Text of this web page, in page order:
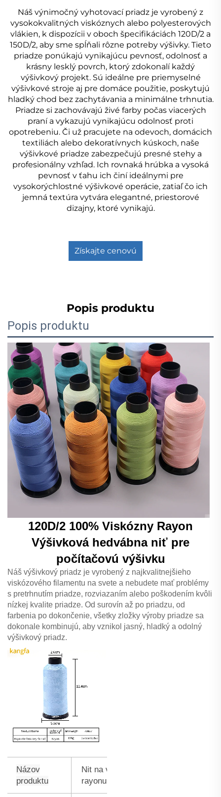
Náš výnimočný vyhotovací priadz je vyrobený z
vysokokvalitných viskóznych alebo polyesterových
vlákien, k dispozícii v oboch špecifikáciách 120D/2 a
150D/2, aby sme spĺňali rôzne potreby výšivky. Tieto
priadze ponúkajú vynikajúcu pevnosť, odolnosť a
krásny lesklý povrch, ktorý zdokonalí každý
výšivkový projekt. Sú ideálne pre priemyselné
výšivkové stroje aj pre domáce použitie, poskytujú
hladký chod bez zachytávania a minimálne trhnutia.
Priadze si zachovávajú živé farby počas viacerých
praní a vykazujú vynikajúcu odolnosť proti
opotrebeniu. Či už pracujete na odevoch, domácich
textiliách alebo dekoratívnych kúskoch, naše
výšivkové priadze zabezpečujú presné stehy a
profesionálny vzhľad. Ich rovnaká hrúbka a vysoká
pevnosť v ťahu ich činí ideálnymi pre
vysokorýchlostné výšivkové operácie, zatiaľ čo ich
jemná textúra vytvára elegantné, priestorové
dizajny, ktoré vynikajú.
Získajte cenovú
Popis produktu
Popis produktu
120D/2 100% Viskózny Rayon
Výšivková hedvábna niť pre
počítačovú výšivku
Náš výšivkový priadz je vyrobený z najkvalitnejšieho
viskózového filamentu na svete a nebudete mať problémy
s pretrhnutím priadze, rozviazaním alebo poškodením kvôli
nízkej kvalite priadze. Od surovín až po priadzu, od
farbenia po dokončenie, všetky zložky výroby priadze sa
dokonale kombinujú, aby vznikol jasný, hladký a odolný
výšivkový priadz.
Názov
produktu
Nit na vyšívku z
rayonu